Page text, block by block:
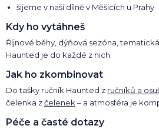
šijeme v naší dílně v Měšicích u Prahy
Kdy ho vytáhneš
Říjnové běhy, dýňová sezóna,
Haunted je do každé z nich.
Jak ho zkombinovat
Do tašky ručník Haunted z ručníků a
čelenka zčelenek – a atmosféra je
Péče a časté dotazy